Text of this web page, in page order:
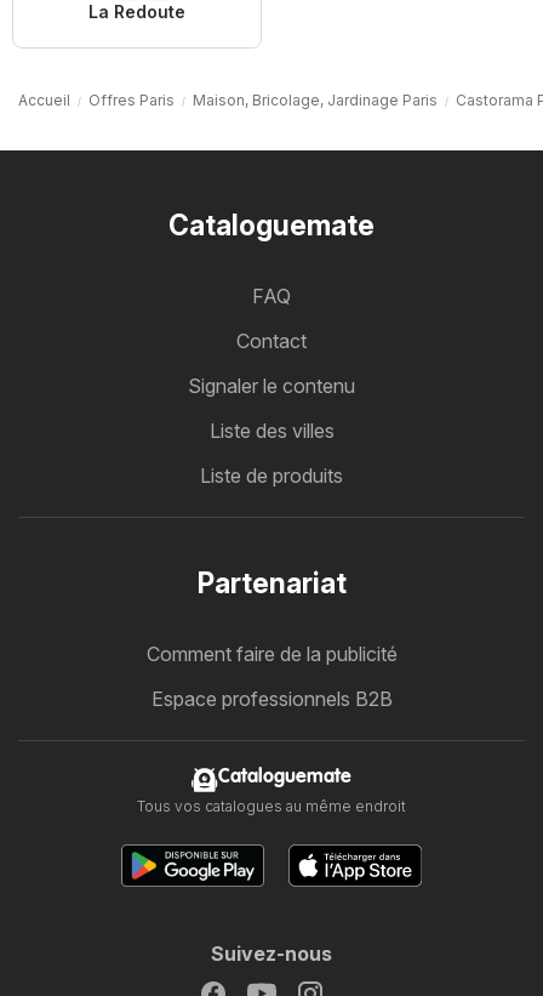
La Redoute
Accueil Offres Paris Maison, Bricolage, Jardinage Paris Castorama
Cataloguemate
FAQ
Contact
Signaler le contenu
Liste des villes
Liste de produits
Partenariat
Comment faire de la publicité
Espace professionnels B2B
Cataloguemate
Tous vos catalogues au même endroit
Suivez-nous